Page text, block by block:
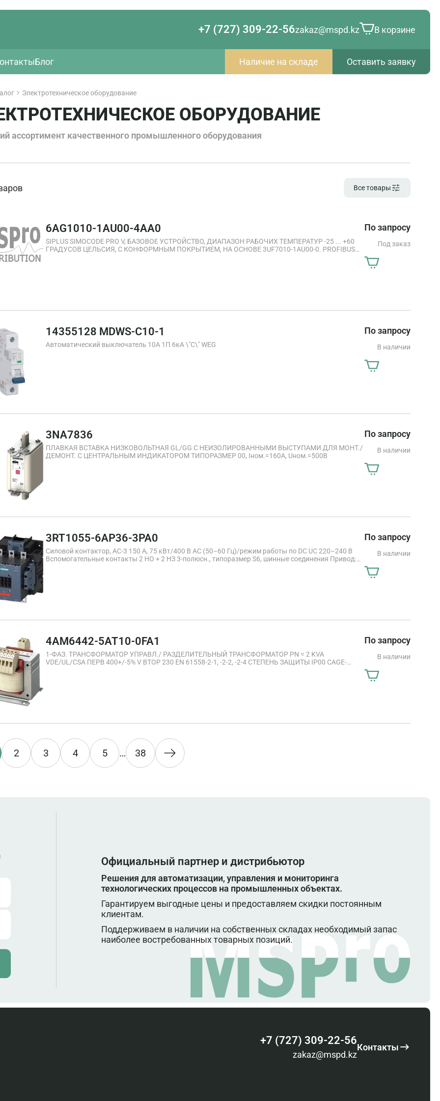
+7 (727) 309-22-56zakaz@mspd.kz В корзине
Блог Наличие на складе Оставить заявку
Электротехническое оборудование
ОБОРУДОВАНИЕ
ассортимент качественного промышленного оборудования
Все товары
6AG1010-1AU00-4AA0
SIPLUS SIMOCODE PRO V, БАЗОВОЕ УСТРОЙСТВО, ДИАПАЗОН РАБОЧИХ ТЕМПЕРАТУР -25 ... +60
ГРАДУСОВ ЦЕЛЬСИЯ, С КОНФОРМНЫМ ПОКРЫТИЕМ, НА ОСНОВЕ 3UF7010-1AU00-0. PROFIBUS
По запросу
Под заказ
14355128 MDWS-C10-1
Автоматический выключатель 10А 1П 6кА \"С\" WEG
По запросу
В наличии
3NA7836
ПЛАВКАЯ ВСТАВКА НИЗКОВОЛЬТНАЯ GL/GG С НЕИЗОЛИРОВАННЫМИ ВЫСТУПАМИ ДЛЯ МОНТ./
ДЕМОНТ. С ЦЕНТРАЛЬНЫМ ИНДИКАТОРОМ ТИПОРАЗМЕР 00, Iном.=160A, Uном.=500В
По запросу
В наличии
3RT1055-6AP36-3PA0
Силовой контактор, AC-3 150 A, 75 кВт/400 В AC (50–60 Гц)/режим работы по DC UC 220–240 В
Вспомогательные контакты 2 НО + 2 НЗ 3-полюсн., типоразмер S6, шинные соединения Привод:
По запросу
В наличии
4AM6442-5AT10-0FA1
1-ФАЗ. ТРАНСФОРМАТОР УПРАВЛ./ РАЗДЕЛИТЕЛЬНЫЙ ТРАНСФОРМАТОР PN = 2 KVA
VDE/UL/CSA ПЕРВ 400+/-5% V ВТОР 230 EN 61558-2-1, -2-2, -2-4 СТЕПЕНЬ ЗАЩИТЫ IP00 CAGE-
По запросу
В наличии
2 3 4 5 … 38
Официальный партнер и дистрибьютор
Решения для автоматизации, управления и мониторинга
технологических процессов на промышленных объектах.
Гарантируем выгодные цены и предоставляем скидки постоянным
клиентам.
Поддерживаем в наличии на собственных складах необходимый запас
наиболее востребованных товарных позиций.
+7 (727) 309-22-56
zakaz@mspd.kz
Контакты